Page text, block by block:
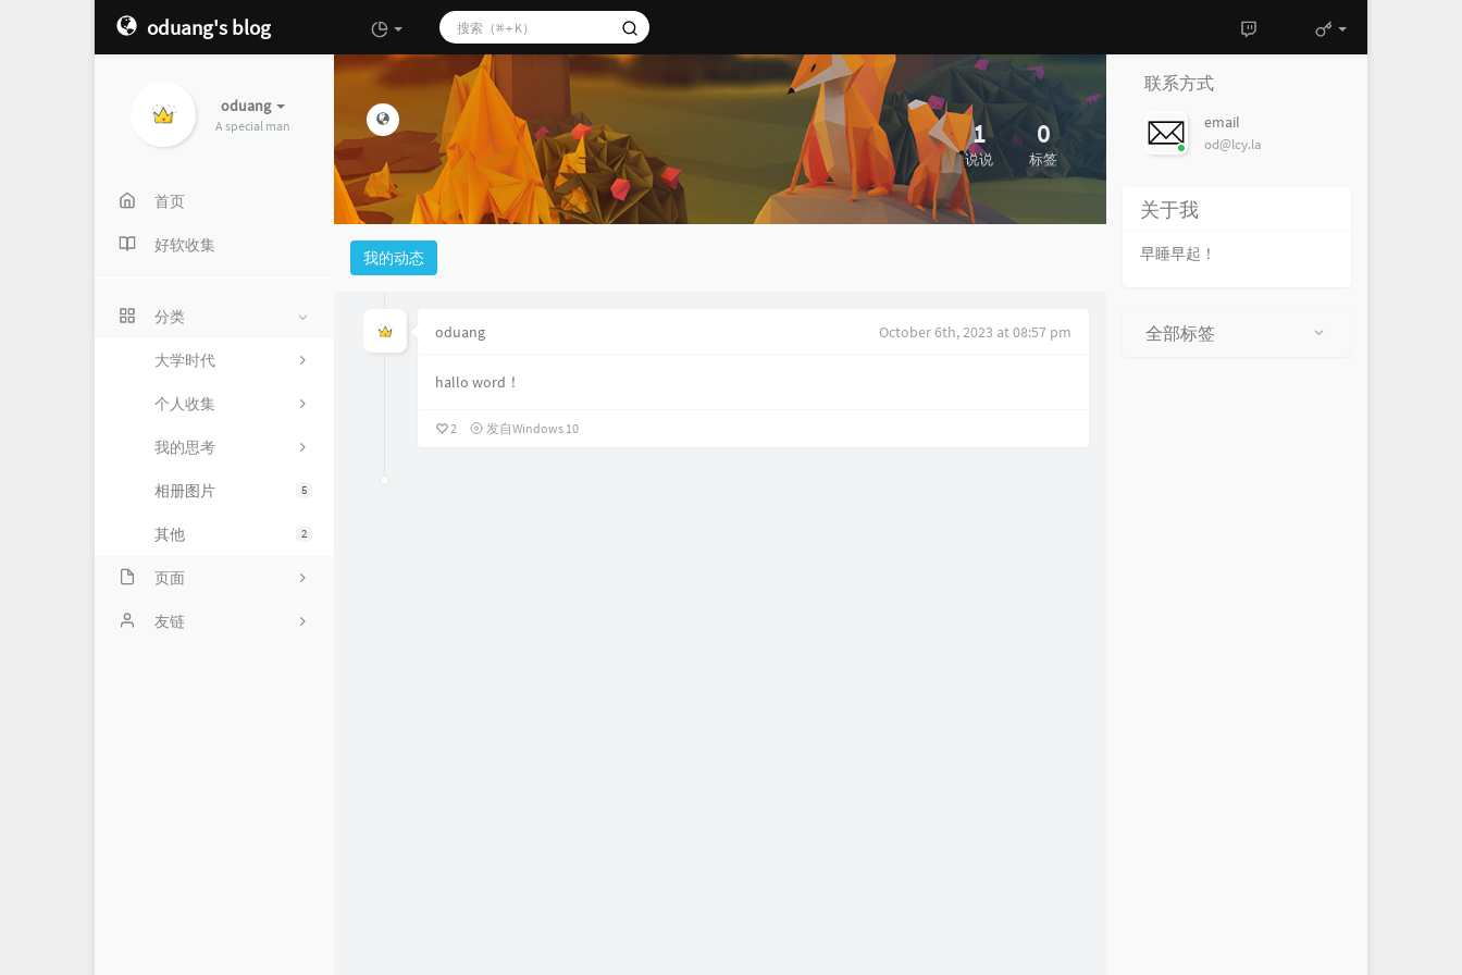
oduang's blog
oduang
A special man
首页
好软收集
分类
大学时代
个人收集
我的思考
5
相册图片
2
其他
页面
时光机
友链
1
说说
0
标签
我的动态
oduang October 6th, 2023 at 08:57 pm
hallo word！
2 发自Windows 10
联系方式
email
od@lcy.la
关于我
早睡早起！
全部标签